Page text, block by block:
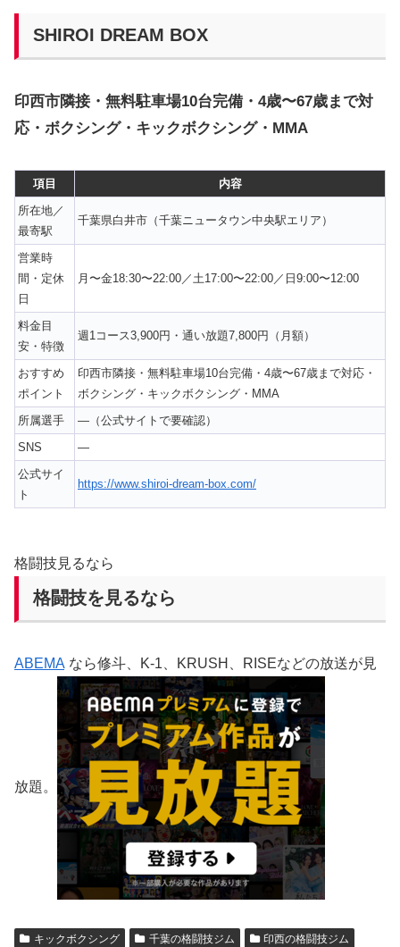
SHIROI DREAM BOX
印西市隣接・無料駐車場10台完備・4歳〜67歳まで対
応・ボクシング・キックボクシング・MMA
項目
内容
所在地／
最寄駅
千葉県白井市（千葉ニュータウン中央駅エリア）
営業時
間・定休
日
月〜金18:30〜22:00／土17:00〜22:00／日9:00〜12:00
料金目
安・特徴
週1コース3,900円・通い放題7,800円（月額）
おすすめ
ポイント
印西市隣接・無料駐車場10台完備・4歳〜67歳まで対応・
ボクシング・キックボクシング・MMA
所属選手
—（公式サイトで要確認）
SNS
—
公式サイ
ト
https://www.shiroi-dream-box.com/
格闘技見るなら
格闘技を見るなら
ABEMA なら修斗、K-1、KRUSH、RISEなどの放送が見
放題。
キックボクシング 千葉の格闘技ジム 印西の格闘技ジム